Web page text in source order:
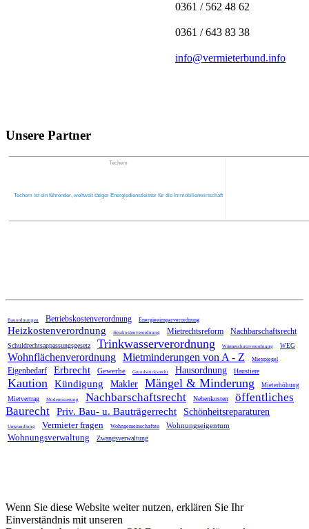
0361 / 562 48 62
0361 / 643 83 38
info@vermieterbund.info
Unsere Partner
Techem
Techem ist ein führender, weltweit tätiger Energiedienstleister für die Immobilienwirtschaft
Bauordnungen Betriebskostenverordnung Energieeinsparverordnung
Heizkostenverordnung Heizkostenverordnung Mietrechtsreform Nachbarschaftsrecht
Schuldrechtsanpassungsgesetz Trinkwasserverordnung Wärmeschutzverordnung WEG
Wohnflächenverordnung Mietminderungen von A - Z Mietspiegel
Eigenbedarf Erbrecht Gewerbe Grundstücksrecht Hausordnung Haustiere
Kaution Kündigung Makler Mängel & Minderung Mieterhöhung
Mietvertrag Modernisierung Nachbarschaftsrecht Nebenkosten
öffentliches
Baurecht
Priv. Bau- u. Bauträgerrecht Schönheitsreparaturen
Umwandlung Vermieter fragen Wohngemeinschaften Wohnungseigentum
Wohnungsverwaltung Zwangsverwaltung
Wenn Sie diese Website weiter nutzen, erklären Sie Ihr
Einverständnis mit unseren